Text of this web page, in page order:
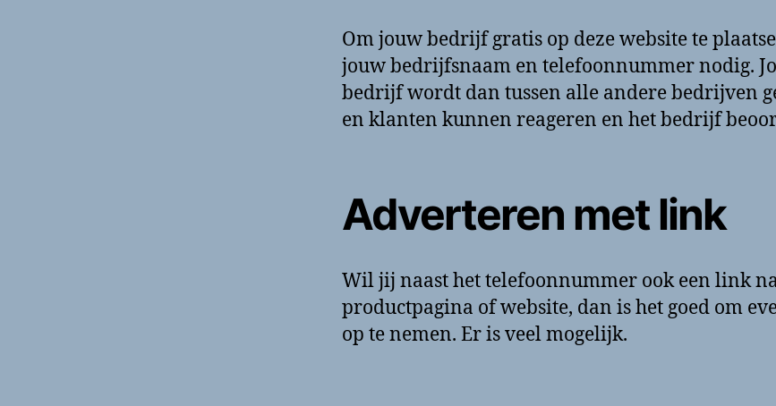
Om jouw bedrijf gratis op deze website te
jouw bedrijfsnaam en telefoonnummer nodig.
bedrijf wordt dan tussen alle andere bedrijven
en klanten kunnen reageren en het bedrijf
Adverteren met link
Wil jij naast het telefoonnummer ook een link
productpagina of website, dan is het goed om
op te nemen. Er is veel mogelijk.